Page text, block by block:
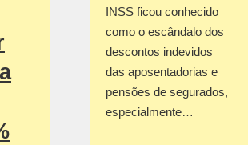
INSS ficou conhecido
como o escândalo dos
descontos indevidos
das aposentadorias e
pensões de segurados,
especialmente…